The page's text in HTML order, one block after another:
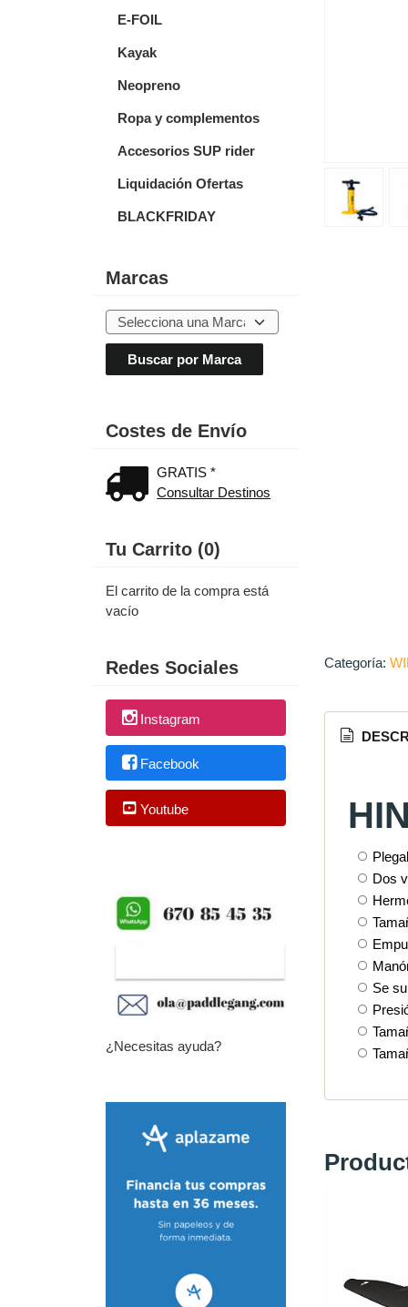
E-FOIL
Kayak
Neopreno
Ropa y complementos
Accesorios SUP rider
Liquidación Ofertas
BLACKFRIDAY
Marcas
Costes de Envío
GRATIS *
Consultar Destinos
Tu Carrito (0)
El carrito de la compra está
vacío
Redes Sociales
Instagram
Facebook
Youtube
¿Necesitas ayuda?
Categoría:
Dos
Se